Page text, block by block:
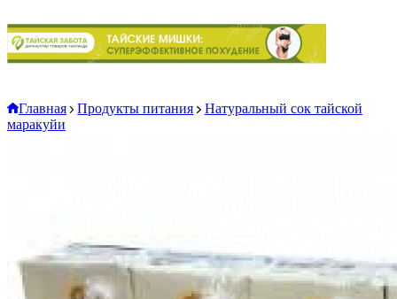
Главная Продукты питания
Натуральный сок тайской
маракуйи